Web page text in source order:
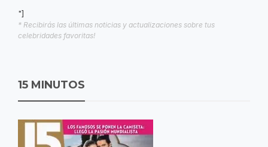
"]
* Recibirás las últimas noticias y actualizaciones sobre tus
celebridades favoritas!
15 MINUTOS